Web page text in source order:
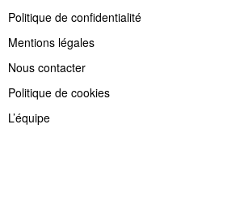
Politique de confidentialité
Mentions légales
Nous contacter
Politique de cookies
L’équipe